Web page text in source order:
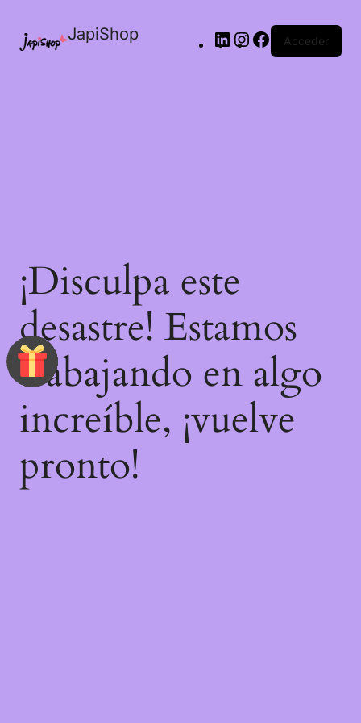
JapiShop Acceder
¡Disculpa este
desastre! Estamos
trabajando en algo
increíble, ¡vuelve
pronto!